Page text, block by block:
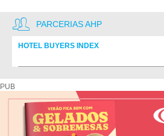
PARCERIAS AHP
HOTEL BUYERS INDEX
PUB